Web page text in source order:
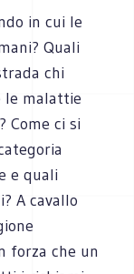
in cui le
Quali
chi
le malattie
Come ci si
e quali
A cavallo
forza che un